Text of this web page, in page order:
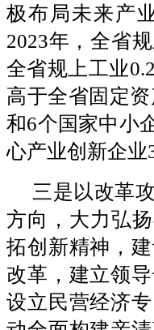
极布局未来产
2023年，全省
全省规上工业
高于全省固定
和6个国家中小
心产业创新企业
三是以改革
方向，大力弘
拓创新精神，
改革，建立领
设立民营经济